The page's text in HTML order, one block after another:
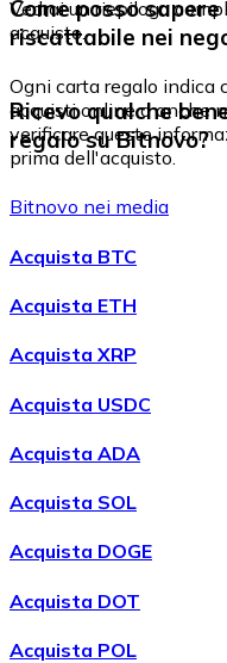
Vedrai un riepilogo
acquisto.
Come posso
riscattabile nei
Ogni carta regalo indica
acquisti online o anche
verificare queste
prima dell'acquisto.
Ricevo qualche
regalo su Bitnovo?
verrà accreditato sul tuo
Bitnovo nei media
Acquista BTC
Acquista ETH
Acquista XRP
Acquista USDC
Acquista ADA
Acquista SOL
Acquista DOGE
Acquista DOT
Acquista POL